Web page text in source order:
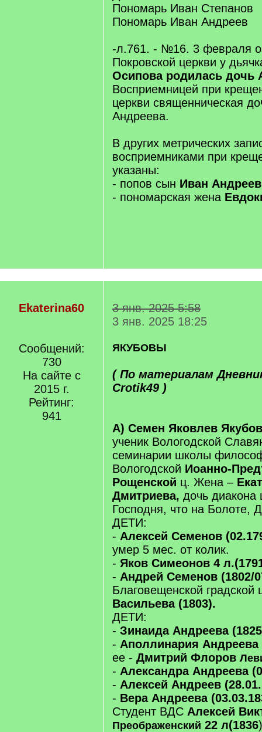
Пономарь Иван Степанов
Пономарь Иван Андреев
-л.761. - №16. 3 февраля
Покровской церкви у
Осипова родилась дочь
Восприемницей при
церкви священническая
Андреева.
В других метрических
восприемниками при
указаны:
- попов сын Иван Андреев
- пономарская жена
Ekaterina60
Сообщений:
730
На сайте с
2015 г.
Рейтинг:
941
3 янв. 2025 5:58
3 янв. 2025 18:25
ЯКУБОВЫ
( По материалам
Crotik49 )
А) Семен Яковлев
ученик Вологодской
семинарии школы
Вологодской Иоанно-
Рощенской ц. Жена –
Дмитриева, дочь
Господня, что на Болоте,
ДЕТИ:
- Алексей Семенов
умер 5 мес. от колик.
- Яков Симеонов 4
- Андрей Семенов (1802/
Благовещенской
Васильева (1803).
ДЕТИ:
- Зинаида Андреева
- Аполлинария Андреева
ее - Дмитрий Флоров
- Александра Андреева
- Алексей Андреев
- Вера Андреева
Студент ВДС Алексей
Преображенский 22 л(1836